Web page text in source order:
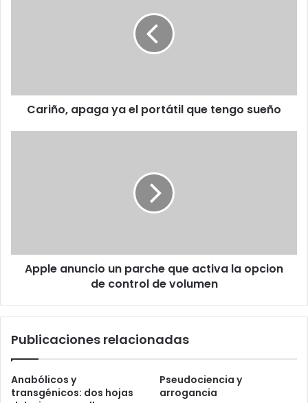
Cariño, apaga ya el portátil que tengo sueño
de
control
Apple anuncio un parche que activa la opcion
de control de volumen
Publicaciones relacionadas
Anabólicos y
transgénicos: dos hojas
Pseudociencia y
arrogancia